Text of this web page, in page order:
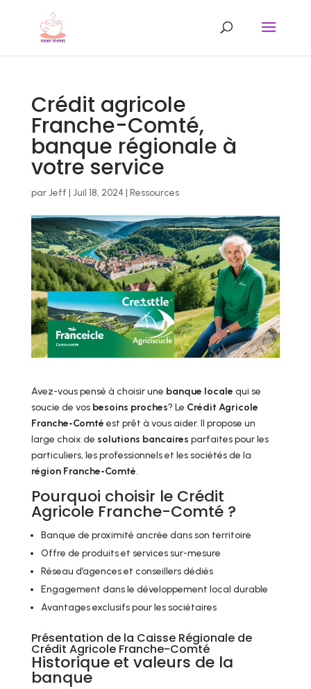
Crédit agricole
Franche-Comté,
banque régionale à
votre service
parJeff | Juil 18, 2024 | Ressources
Avez-vous pensé à choisir une banque locale qui se
soucie de vos besoins proches? Le Crédit Agricole
Franche-Comté est prêt à vous aider. Il propose un
large choix de solutions bancaires parfaites pour les
particuliers, les professionnels et les sociétés de la
région Franche-Comté.
Pourquoi choisir le Crédit
Agricole Franche-Comté ?
Banque de proximité ancrée dans son territoire
Offre de produits et services sur-mesure
Réseau d’agences et conseillers dédiés
Engagement dans le développement local durable
Avantages exclusifs pour les sociétaires
Présentation de la Caisse Régionale de
Crédit Agricole Franche-Comté
Historique et valeurs de la
banque